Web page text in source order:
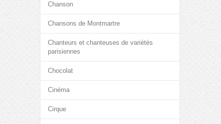
Chanson
Chansons de Montmartre
Chanteurs et chanteuses de variétés
parisiennes
Chocolat
Cinéma
Cirque